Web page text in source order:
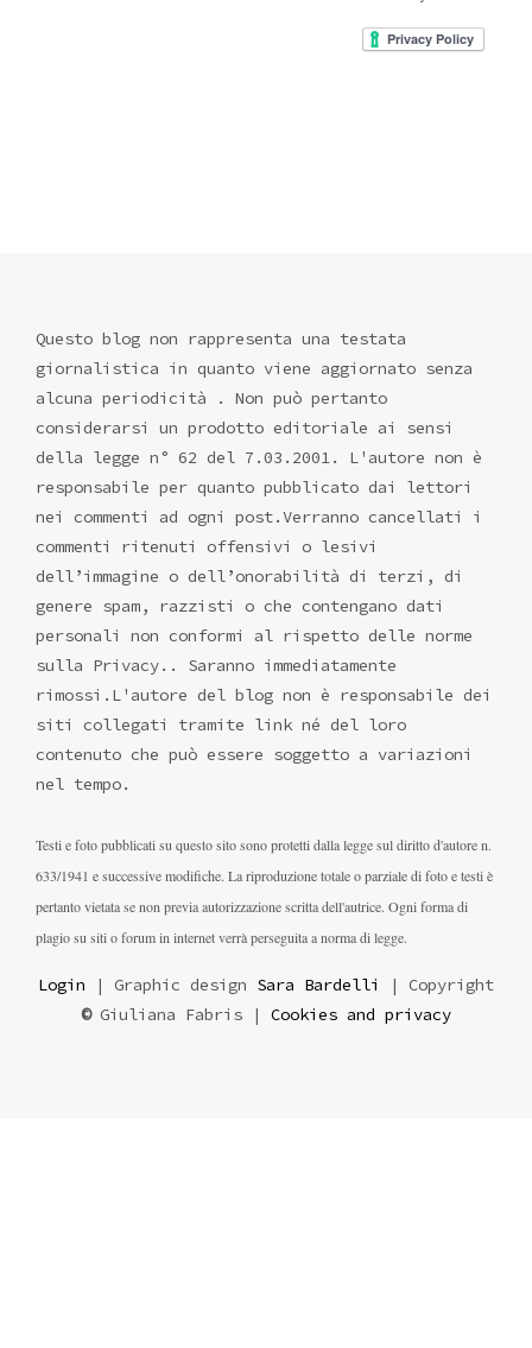
Questo blog non rappresenta una testata
giornalistica in quanto viene aggiornato senza
alcuna periodicità . Non può pertanto
considerarsi un prodotto editoriale ai sensi
della legge n° 62 del 7.03.2001. L'autore non è
responsabile per quanto pubblicato dai lettori
nei commenti ad ogni post.Verranno cancellati i
commenti ritenuti offensivi o lesivi
dell’immagine o dell’onorabilità di terzi, di
genere spam, razzisti o che contengano dati
personali non conformi al rispetto delle norme
sulla Privacy.. Saranno immediatamente
rimossi.L'autore del blog non è responsabile dei
siti collegati tramite link né del loro
contenuto che può essere soggetto a variazioni
nel tempo.
Testi e foto pubblicati su questo sito sono protetti dalla legge sul diritto d'autore n.
633/1941 e successive modifiche. La riproduzione totale o parziale di foto e testi è
pertanto vietata se non previa autorizzazione scritta dell'autrice. Ogni forma di
plagio su siti o forum in internet verrà perseguita a norma di legge.
Login | Graphic design Sara Bardelli
| Copyright
© Giuliana Fabris | Cookies and privacy